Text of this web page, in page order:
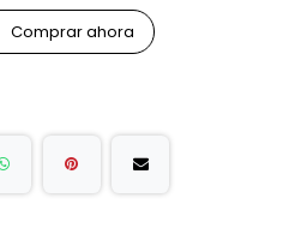
Comprar ahora